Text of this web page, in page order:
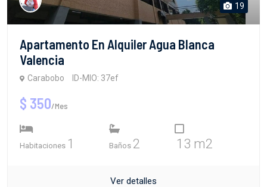
19
Apartamento En Alquiler Agua Blanca
Valencia
Carabobo ID-MIO: 37ef
$ 350/Mes
Habitaciones 1 Baños 2 13 m2
Ver detalles